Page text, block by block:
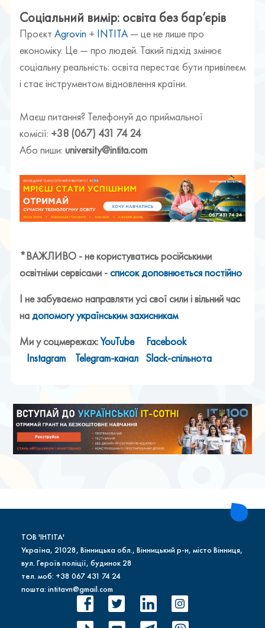
Соціальний вимір: освіта без бар’єрів
Проєкт Agrovin + INTITA — це не лише про
економіку. Це — про людей. Такий підхід змінює
соціальну реальність: освіта перестає бути привілеєм
і стає інструментом відновлення країни.
Маєш питання? Телефонуй до приймальної
комісії: +38 (067) 431 74 24
Або пиши: university@intita.com
*ВАЖЛИВО - не користуватись російськими
освітніми сервісами -список доповнюється постійно
І не забуваємо направляти усі свої сили і вільний час
надопомогу українським захисникам
Ми у соцмережах:YouTube
Facebook
Instagram
Telegram-канал Slack-спільнота
ТОВ 'ІНТІТА'
Україна, 21028, Вінницька обл., Вінницький р-н, місто Вінниця,
вул. Героїв поліції, будинок 28
тел. моб: +38 067 431 74 24
пошта: intitavn@gmail.com